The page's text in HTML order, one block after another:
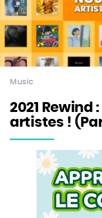
Music
2021 Rewind
artistes !